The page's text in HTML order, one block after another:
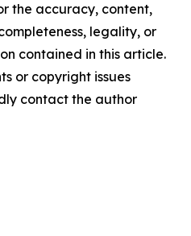
the accuracy, content,
legality, or
contained in this article.
or copyright issues
contact the author